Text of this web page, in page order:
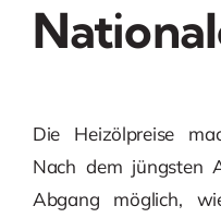
Die Heizölpreise
Nach dem jüngsten
Abgang möglich,